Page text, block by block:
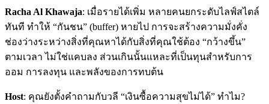
Racha Al Khawaja: เมื่อรายได้เพิ่ม หลายคนยกระดับไลฟ์สไตล์
ทันที ทำให้ “กันชน” (buffer) หายไป การจะสร้างความมั่งคั่ง
ช่องว่างระหว่างสิ่งที่คุณหาได้กับสิ่งที่คุณใช้ต้อง “กว้างขึ้น”
ตามเวลา ไม่ใช่แคบลง ส่วนเกินนั้นแหละที่เป็นทุนสำหรับการ
ออม การลงทุน และพลังของการทบต้น
Host: คุณยังตั้งคำถามกับวลี “เงินซื้อความสุขไม่ได้” ทำไม?